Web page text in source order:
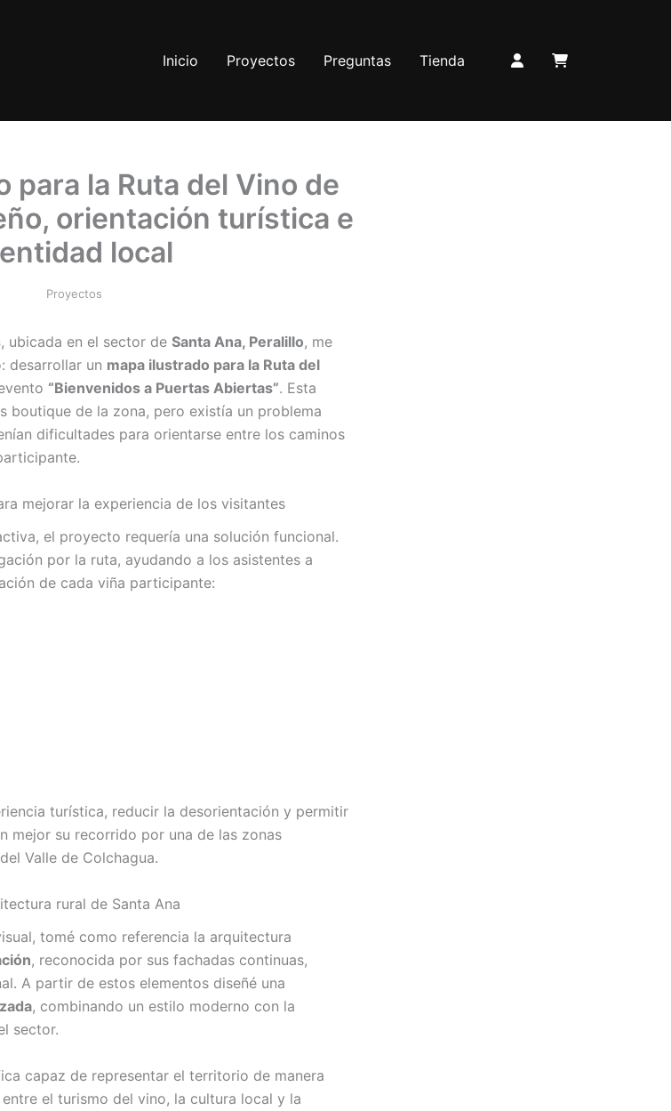
Inicio Proyectos Preguntas Tienda
para la Ruta del Vino de
orientación turística e
local
Proyectos
, ubicada en el sector de Santa Ana, Peralillo, me
desarrollar un mapa ilustrado para la Ruta del
“Bienvenidos a Puertas Abiertas”. Esta
boutique de la zona, pero existía un problema
dificultades para orientarse entre los caminos
mejorar la experiencia de los visitantes
el proyecto requería una solución funcional.
por la ruta, ayudando a los asistentes a
de cada viña participante:
turística, reducir la desorientación y permitir
mejor su recorrido por una de las zonas
Valle de Colchagua.
rural de Santa Ana
tomé como referencia la arquitectura
, reconocida por sus fachadas continuas,
A partir de estos elementos diseñé una
, combinando un estilo moderno con la
sector.
capaz de representar el territorio de manera
el turismo del vino, la cultura local y la